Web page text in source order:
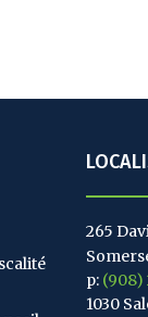
265
p: (908)
1030